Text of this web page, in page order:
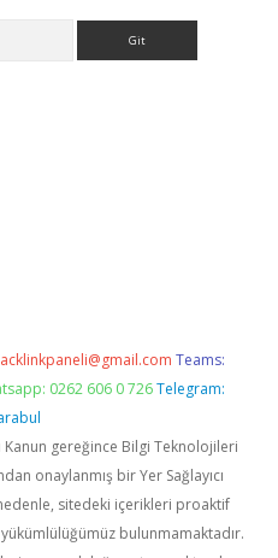
Teams:
0262 606 0 726 Telegram:
Kanun gereğince Bilgi Teknolojileri
onaylanmış bir Yer Sağlayıcı
sitedeki içerikleri proaktif
bulunmamaktadır.